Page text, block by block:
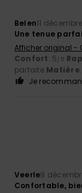
Belen11
Une tenue
Afficher original -
Confort: 5/5
parfaite Matière
Je
Veerle9
Confortable,